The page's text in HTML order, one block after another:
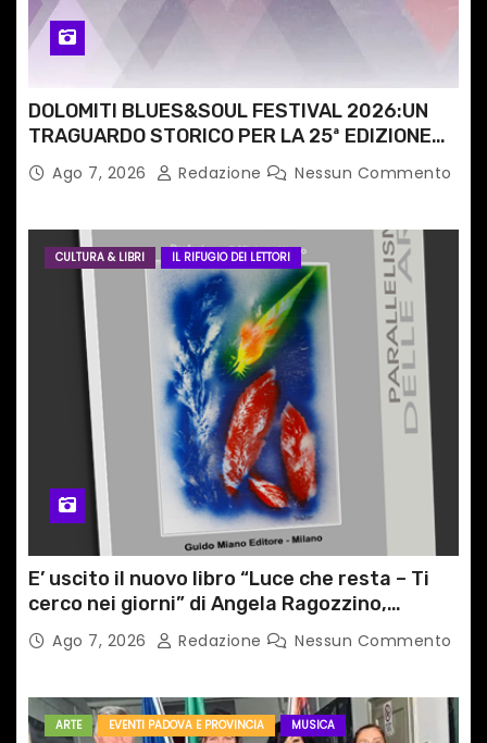
l
DOLOMITI BLUES&SOUL FESTIVAL 2026:UN
TRAGUARDO STORICO PER LA 25ª EDIZIONE
TRA LE CIME PATRIMONIO UNESCO
Ago 7, 2026 Redazione Nessun Commento
CULTURA & LIBRI IL RIFUGIO DEI LETTORI
E’ uscito il nuovo libro “Luce che resta – Ti
cerco nei giorni” di Angela Ragozzino,
medico primario di Capua
Ago 7, 2026 Redazione Nessun Commento
ARTE EVENTI PADOVA E PROVINCIA MUSICA